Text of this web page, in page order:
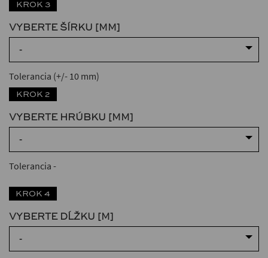
KROK 3
VYBERTE ŠÍRKU [MM]
-
Tolerancia (+/- 10 mm)
KROK 2
VYBERTE HRÚBKU [MM]
-
Tolerancia -
KROK 4
VYBERTE DĹŽKU [M]
-